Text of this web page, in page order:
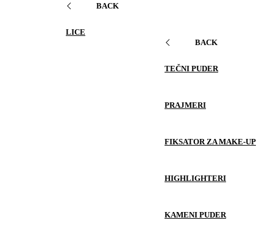
BACK
LICE
BACK
TEČNI PUDER
PRAJMERI
FIKSATOR ZA MAKE-UP
HIGHLIGHTERI
KAMENI PUDER